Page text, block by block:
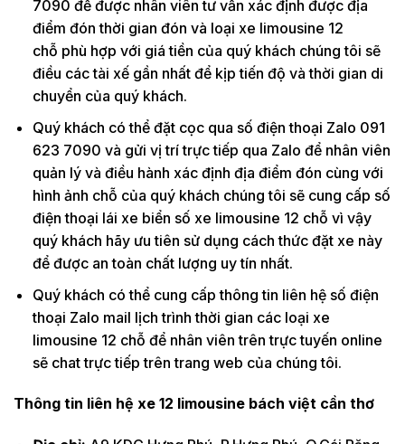
7090 để được nhân viên tư vấn xác định được địa
điểm đón thời gian đón và loại xe limousine 12
chỗ phù hợp với giá tiền của quý khách chúng tôi sẽ
điều các tài xế gần nhất để kịp tiến độ và thời gian di
chuyển của quý khách.
Quý khách có thể đặt cọc qua số điện thoại Zalo 091
623 7090 và gửi vị trí trực tiếp qua Zalo để nhân viên
quản lý và điều hành xác định địa điểm đón cùng với
hình ảnh chỗ của quý khách chúng tôi sẽ cung cấp số
điện thoại lái xe biển số xe limousine 12 chỗ vì vậy
quý khách hãy ưu tiên sử dụng cách thức đặt xe này
để được an toàn chất lượng uy tín nhất.
Quý khách có thể cung cấp thông tin liên hệ số điện
thoại Zalo mail lịch trình thời gian các loại xe
limousine 12 chỗ để nhân viên trên trực tuyến online
sẽ chat trực tiếp trên trang web của chúng tôi.
Thông tin liên hệ xe 12 limousine bách việt cần thơ